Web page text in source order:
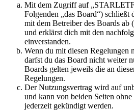
Mit dem Zugriff auf
Folgenden „das Board“) schließt
mit dem Betreiber des Boards ab
und erklärst dich mit den
einverstanden.
Wenn du mit diesen Regelungen
darfst du das Board nicht weiter
Boards gelten jeweils die an
Regelungen.
Der Nutzungsvertrag wird auf
und kann von beiden Seiten
jederzeit gekündigt werden.